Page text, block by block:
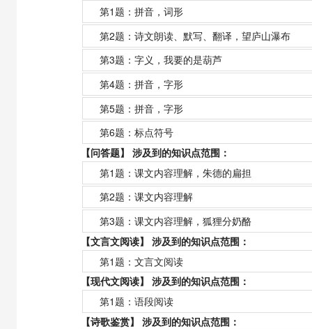
第1题：拼音，词形
第2题：诗文朗读、默写、翻译，望庐山瀑布
第3题：字义，我要的是葫芦
第4题：拼音，字形
第5题：拼音，字形
第6题：标点符号
【问答题】 涉及到的知识点范围：
第1题：课文内容理解，朱德的扁担
第2题：课文内容理解
第3题：课文内容理解，狐狸分奶酪
【文言文阅读】 涉及到的知识点范围：
第1题：文言文阅读
【现代文阅读】 涉及到的知识点范围：
第1题：语段阅读
【诗歌鉴赏】 涉及到的知识点范围：